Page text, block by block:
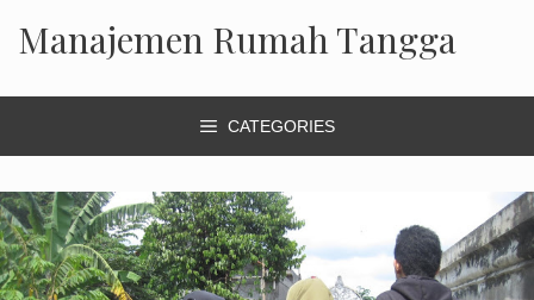
Manajemen Rumah Tangga
CATEGORIES